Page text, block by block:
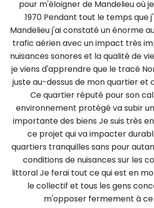
pour m'éloigner de Mandelieu où
1970 Pendant tout le temps que
Mandelieu j'ai constaté un énorme
trafic aérien avec un impact très
nuisances sonores et la qualité de
je viens d'apprendre que le tracé
juste au-dessus de mon quartier et
Ce quartier réputé pour son
environnement protégé va subir
importante des biens Je suis très
ce projet qui va impacter
quartiers tranquilles sans pour
conditions de nuisances sur les
littoral Je ferai tout ce qui est en
le collectif et tous les gens
m'opposer fermement à